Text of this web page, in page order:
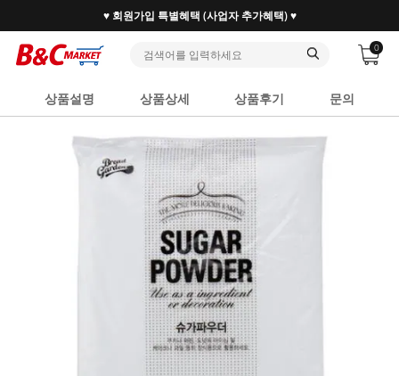
♥ 회원가입 특별혜택 (사업자 추가혜택) ♥
0
상품설명 상품상세 상품후기 문의